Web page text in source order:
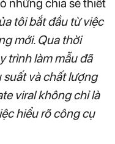
tôi bắt đầu từ việc
mới. Qua thời
trình làm mẫu đã
suất và chất lượng
viral không chỉ là
hiểu rõ công cụ